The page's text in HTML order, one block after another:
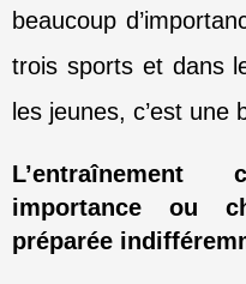
beaucoup
trois sports et dans
les jeunes, c’est une
importance ou
préparée